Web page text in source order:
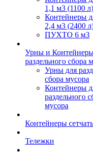
1,1 м3 (1100 л)
Контейнеры
2,4 м3 (2400
ПУХТО 6 м3
Урны и
раздельного сбора
Урны для
сбора мусора
Контейнеры
раздельного
мусора
Контейнеры
Тележки